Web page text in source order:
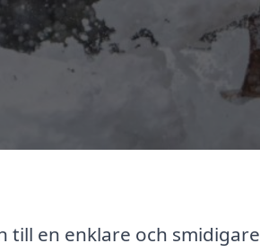
till en enklare och smidigare